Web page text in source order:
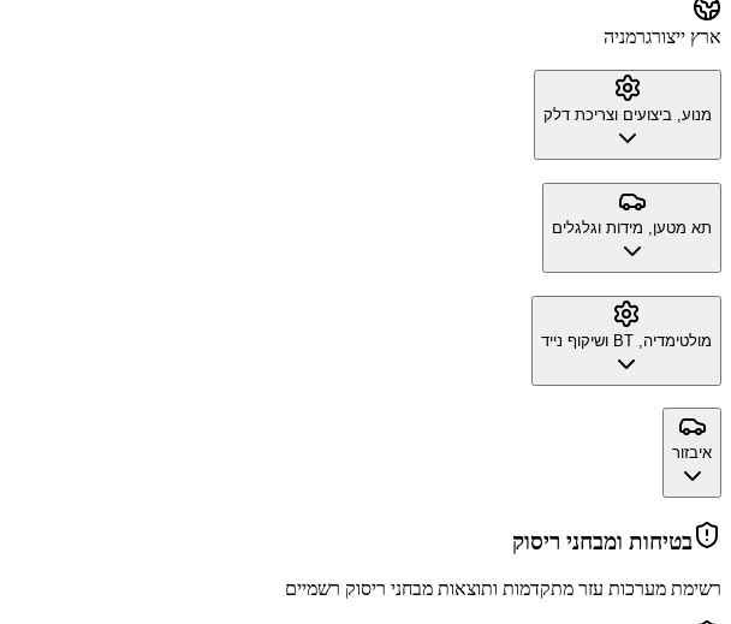
ארץ ייצורגרמניה
מנוע, ביצועים וצריכת דלק
תא מטען, מידות וגלגלים
מולטימדיה, BT ושיקוף נייד
איבזור
בטיחות ומבחני ריסוק
רשימת מערכות עזר מתקדמות ותוצאות מבחני ריסוק רשמיים